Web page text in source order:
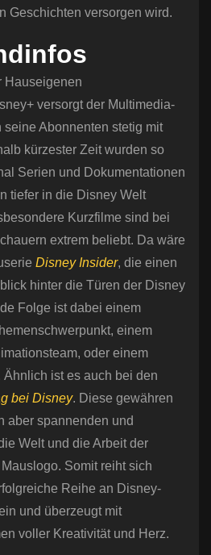
Geschichten versorgen wird.
Hauseigenen
versorgt der Multimedia-
Abonnenten stetig mit
kürzester Zeit wurden so
Serien und Dokumentationen
tiefer in die Disney Welt
Kurzfilme sind bei
extrem beliebt. Da wäre
Disney Insider, die einen
hinter die Türen der Disney
Folge ist dabei einem
einem
oder einem
ist es auch bei den
bei Disney. Diese gewähren
aber spannenden und
Welt und die Arbeit der
Somit reiht sich
Reihe an Disney-
und überzeugt mit
voller Kreativität und Herz.